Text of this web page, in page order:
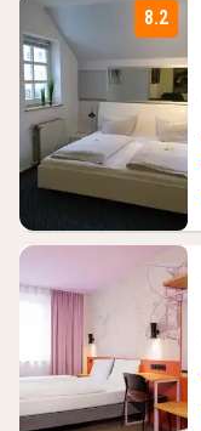
8.2